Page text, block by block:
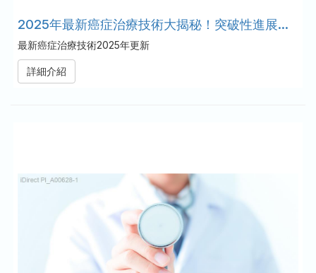
2025年最新癌症治療技術大揭秘！突破性進展讓病患重獲新生！
最新癌症治療技術2025年更新
詳細介紹